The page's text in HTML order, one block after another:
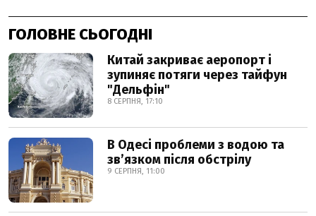
ГОЛОВНЕ СЬОГОДНІ
Китай закриває аеропорт і
зупиняє потяги через тайфун
"Дельфін"
8 СЕРПНЯ, 17:10
В Одесі проблеми з водою та
звʼязком після обстрілу
9 СЕРПНЯ, 11:00